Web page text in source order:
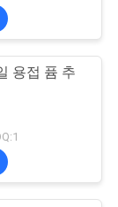
용접 퓸 추